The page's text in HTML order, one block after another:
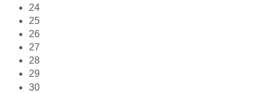
24
25
26
27
28
29
30